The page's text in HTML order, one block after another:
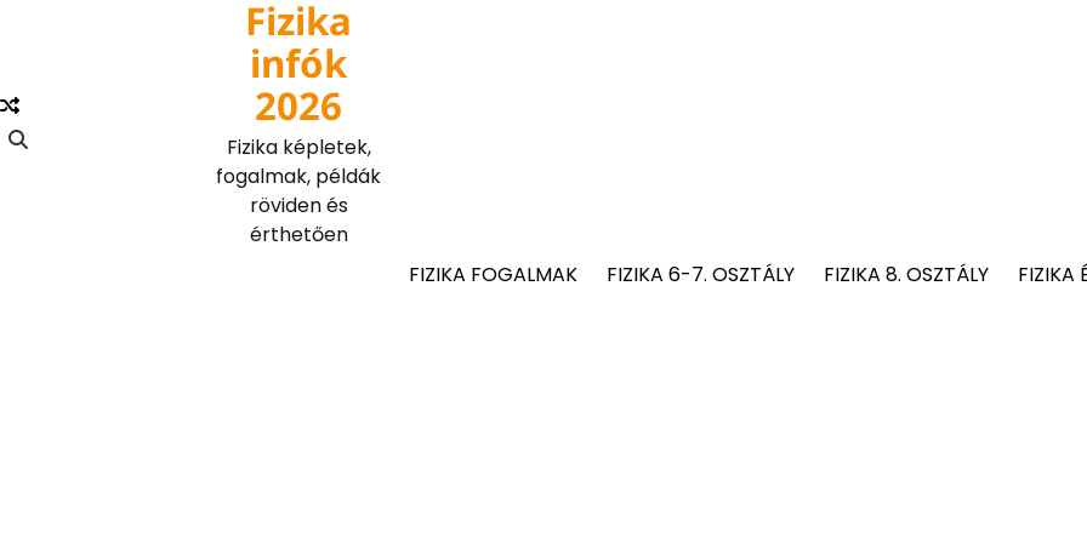
Fizika
infók
2026
Fizika képletek,
fogalmak, példák
röviden és
érthetően
FIZIKA FOGALMAK
FIZIKA 6-7. OSZTÁLY FIZIKA 8. OSZTÁLY FIZIKA